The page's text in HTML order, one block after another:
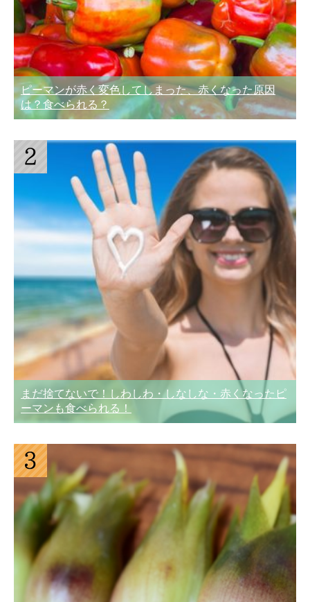
ピーマンが赤く変色してしまった、赤くなった原因
は？食べられる？
まだ捨てないで！しわしわ・しなしな・赤くなったピ
ーマンも食べられる！